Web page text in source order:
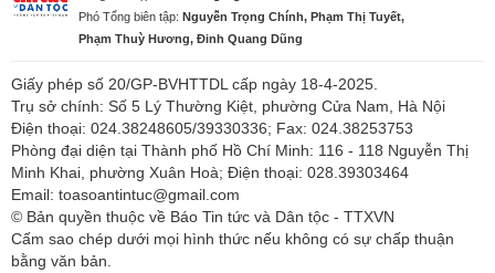
Phó Tổng biên tập: Nguyễn Trọng Chính, Phạm Thị Tuyết,
Phạm Thuỳ Hương, Đinh Quang Dũng
Giấy phép số 20/GP-BVHTTDL cấp ngày 18-4-2025.
Trụ sở chính: Số 5 Lý Thường Kiệt, phường Cửa Nam, Hà Nội
Điện thoại: 024.38248605/39330336; Fax: 024.38253753
Phòng đại diện tại Thành phố Hồ Chí Minh: 116 - 118 Nguyễn Thị
Minh Khai, phường Xuân Hoà; Điện thoại: 028.39303464
Email: toasoantintuc@gmail.com
© Bản quyền thuộc về Báo Tin tức và Dân tộc - TTXVN
Cấm sao chép dưới mọi hình thức nếu không có sự chấp thuận
bằng văn bản.